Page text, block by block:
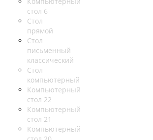
стол 6
Стол
прямой
Стол
письменный
классический
Стол
компьютерный
Компьютерный
стол 22
Компьютерный
стол 21
Компьютерный